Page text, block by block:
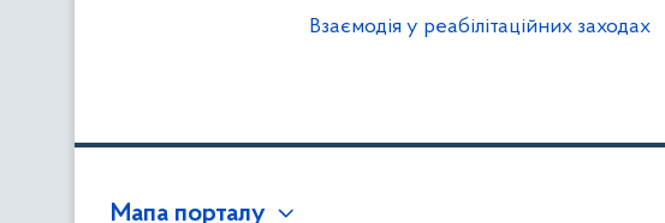
Взаємодія у реабілітаційних заходах
Мапа порталу